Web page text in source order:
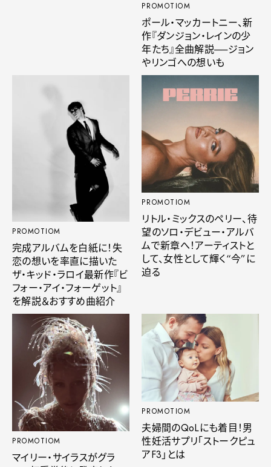
PROMOTIOM
ポール・マッカートニー、新
作『ダンジョン・レインの少
年たち』全曲解説──ジョン
やリンゴへの想いも
PROMOTIOM
完成アルバムを白紙に！失
恋の想いを率直に描いた
ザ・キッド・ラロイ最新作『ビ
フォー・アイ・フォーゲット』
を解説＆おすすめ曲紹介
PROMOTIOM
リトル・ミックスのペリー、待
望のソロ・デビュー・アルバ
ムで新章へ！アーティストと
して、女性として輝く“今”に
迫る
PROMOTIOM
マイリー・サイラスがグラ
PROMOTIOM
夫婦間のQoLにも着目！男
性妊活サプリ「ストークピュ
アF3」とは